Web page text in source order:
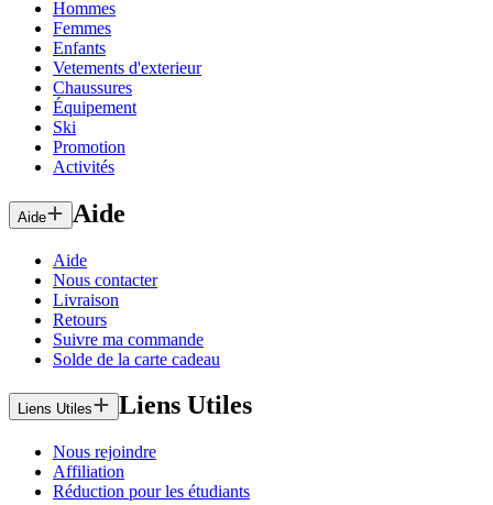
Hommes
Femmes
Enfants
Vetements d'exterieur
Chaussures
Équipement
Ski
Promotion
Activités
Aide Aide
Aide
Nous contacter
Livraison
Retours
Suivre ma commande
Solde de la carte cadeau
Liens Utiles Liens Utiles
Nous rejoindre
Affiliation
Réduction pour les étudiants